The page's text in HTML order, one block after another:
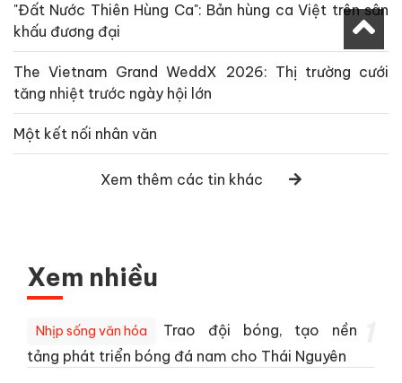
"Đất Nước Thiên Hùng Ca": Bản hùng ca Việt trên sân
khấu đương đại
The Vietnam Grand WeddX 2026: Thị trường cưới
tăng nhiệt trước ngày hội lớn
Một kết nối nhân văn
Xem thêm các tin khác
Xem nhiều
Nhịp sống văn hóa
Trao đội bóng, tạo nền
tảng phát triển bóng đá nam cho Thái Nguyên